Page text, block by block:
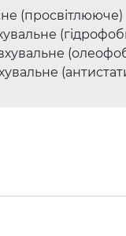
(просвітлююче)